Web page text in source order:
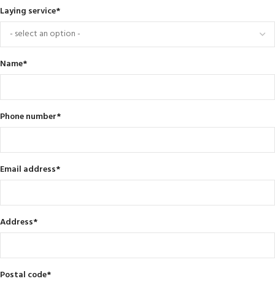
Laying service*
Name*
Phone number*
Email address*
Address*
Postal code*